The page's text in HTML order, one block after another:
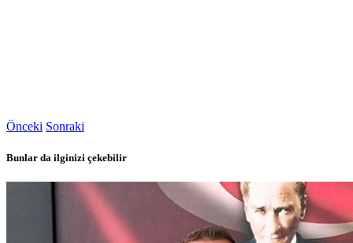
Önceki Sonraki
Bunlar da ilginizi çekebilir